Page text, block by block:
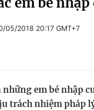
05/2018 20:17 GMT+7
em bé nhập
trách nhiệm pháp